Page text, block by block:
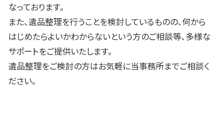
なっております。
また、遺品整理を行うことを検討しているものの、何から
はじめたらよいかわからないという方のご相談等、多様な
サポートをご提供いたします。
遺品整理をご検討の方はお気軽に当事務所までご相談く
ださい。